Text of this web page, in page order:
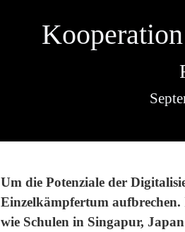
Um die Potenziale der
Einzelkämpfertum
wie Schulen in Singapur,